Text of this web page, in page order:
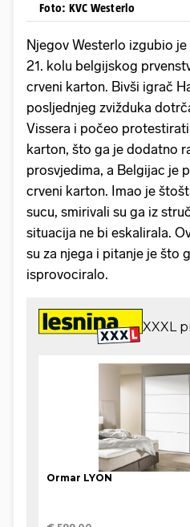
Foto: KVC Westerlo
Njegov Westerlo izgubio
21. kolu belgijskog
crveni karton. Bivši igrač
posljednjeg zvižduka
Vissera i počeo
karton, što ga je dodatno
prosvjedima, a Belgijac je
crveni karton. Imao je
sucu, smirivali su ga iz
situacija ne bi eskalirala.
su za njega i pitanje je što
isprovociralo.